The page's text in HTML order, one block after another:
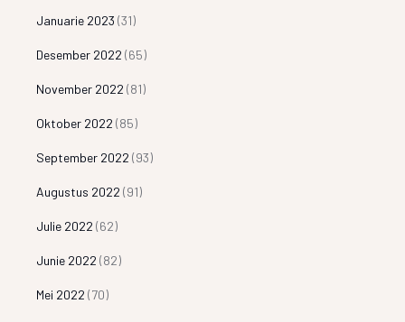
Januarie 2023 (31)
Desember 2022 (65)
November 2022 (81)
Oktober 2022 (85)
September 2022 (93)
Augustus 2022 (91)
Julie 2022 (62)
Junie 2022 (82)
Mei 2022 (70)